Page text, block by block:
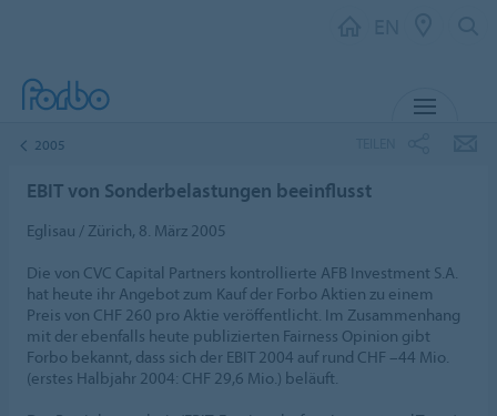
2005
EBIT von Sonderbelastungen beeinflusst
Eglisau / Zürich, 8. März 2005
Die von CVC Capital Partners kontrollierte AFB Investment S.A.
hat heute ihr Angebot zum Kauf der Forbo Aktien zu einem
Preis von CHF 260 pro Aktie veröffentlicht. Im Zusammenhang
mit der ebenfalls heute publizierten Fairness Opinion gibt
Forbo bekannt, dass sich der EBIT 2004 auf rund CHF –44 Mio.
(erstes Halbjahr 2004: CHF 29,6 Mio.) beläuft.